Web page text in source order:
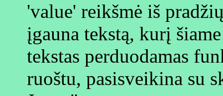
'value' reikšmė iš
įgauna tekstą, kurį
tekstas perduodamas
ruoštu, pasisveikina su